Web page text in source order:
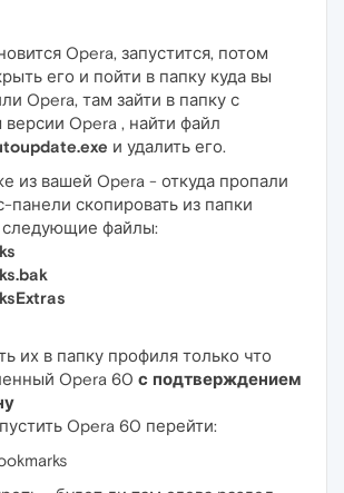
Opera, запустится, потом
его и пойти в папку куда вы
Opera, там зайти в папку с
Opera , найти файл
и удалить его.
из вашей Opera - откуда пропали
панели скопировать из папки
следующие файлы:
их в папку профиля только что
Opera 60 с подтверждением
Opera 60 перейти: